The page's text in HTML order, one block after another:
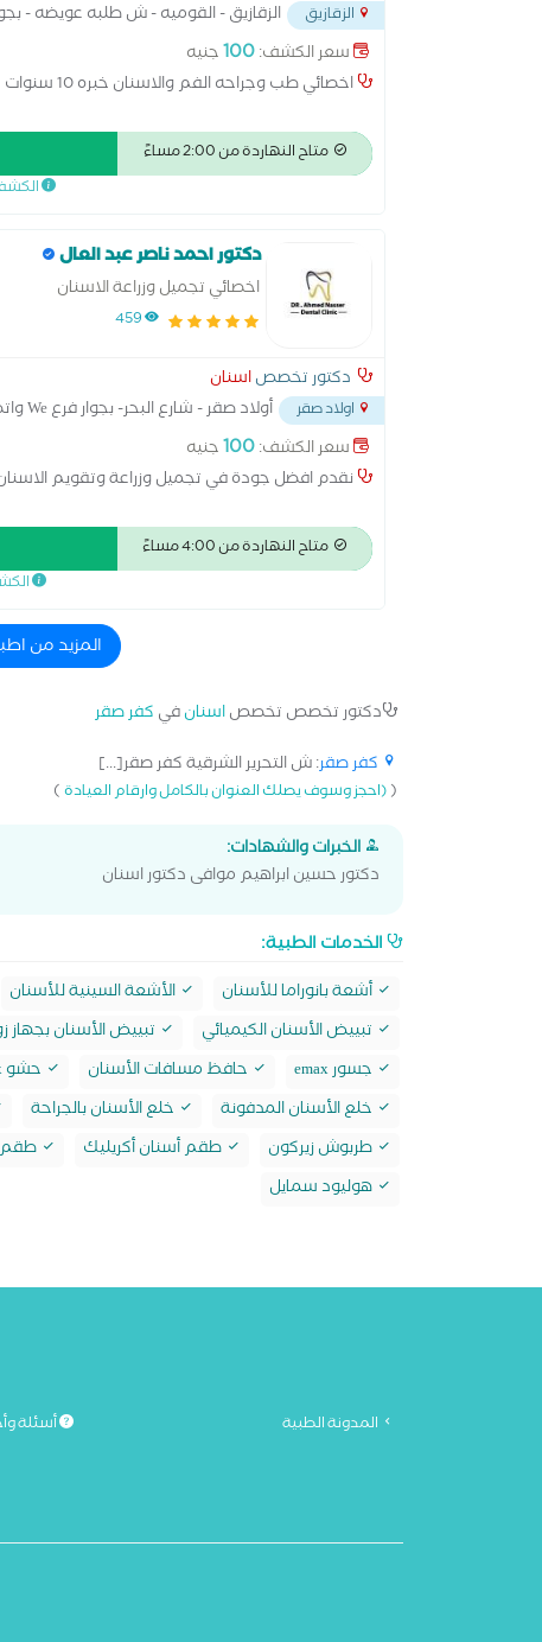
الزقازيق الزقازيق - القوميه - ش طلبه عويضه -
سعر الكشف:100جنيه
اخصائي طب وجراحه الفم والاسنان خبره 10 سنوات
متاح النهاردة من 2:00 مساءً
دكتور احمد ناصر عبد العال
اخصائي تجميل وزراعة الاسنان
459
دكتور تخصصاسنان
اولاد صقر أولاد صقر - شارع البحر- بجوار فرع We واتصالات
سعر الكشف:100جنيه
نقدم افضل جودة في تجميل وزراعة وتقويم
متاح النهاردة من 4:00 مساءً
المزيد من
دكتور تخصص تخصصاسنانفي كفر صقر
كفر صقر: ش التحرير الشرقية كفر صقر[...]
((احجز وسوف يصلك العنوان بالكامل وارقام العيادة)
الخبرات والشهادات:
دكتور حسين ابراهيم موافى دكتور اسنان
الخدمات الطبية:
أشعة بانوراما للأسنان الأشعة السينية للأسنان
تبييض الأسنان الكيميائي
تبييض الأسنان بجهاز
جسور emax
حافظ مسافات الأسنان حشو emax
خلع الأسنان المدفونة
خلع الأسنان بالجراحة
طربوش زيركون
طقم أسنان أكريليك طقم
هوليود سمايل
المدونة الطبية أسئلة